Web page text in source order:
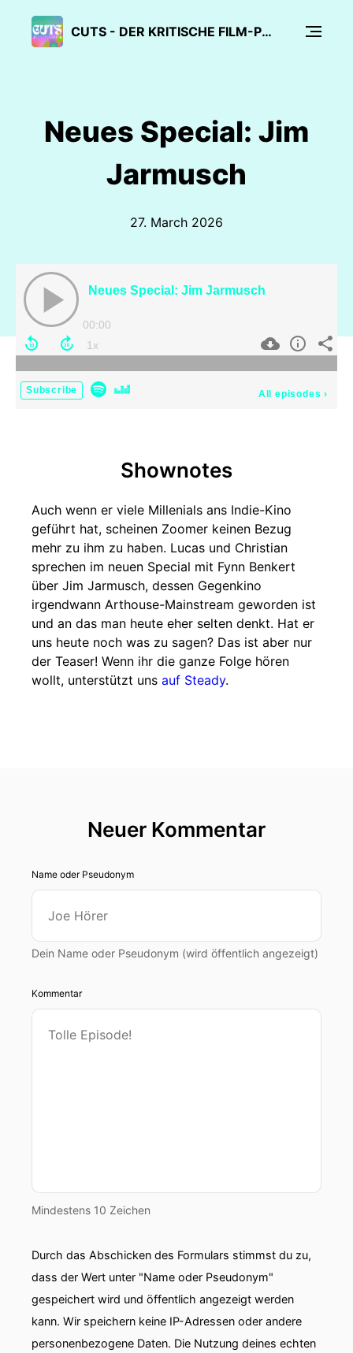
CUTS - DER KRITISCHE FILM-PODCAST
Neues Special: Jim
Jarmusch
27. March 2026
Neues Special: Jim Jarmusch
00:00
Subscribe All episodes ›
Shownotes
Auch wenn er viele Millenials ans Indie-Kino
geführt hat, scheinen Zoomer keinen Bezug
mehr zu ihm zu haben. Lucas und Christian
sprechen im neuen Special mit Fynn Benkert
über Jim Jarmusch, dessen Gegenkino
irgendwann Arthouse-Mainstream geworden ist
und an das man heute eher selten denkt. Hat er
uns heute noch was zu sagen? Das ist aber nur
der Teaser! Wenn ihr die ganze Folge hören
wollt, unterstützt uns auf Steady.
Neuer Kommentar
Name oder Pseudonym
Dein Name oder Pseudonym (wird öffentlich angezeigt)
Kommentar
Mindestens 10 Zeichen
Durch das Abschicken des Formulars stimmst du zu,
dass der Wert unter "Name oder Pseudonym"
gespeichert wird und öffentlich angezeigt werden
kann. Wir speichern keine IP-Adressen oder andere
personenbezogene Daten. Die Nutzung deines echten